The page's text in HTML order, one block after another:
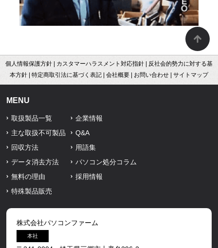
個人情報保護方針 カスタマーハラスメント対応指針
反社会的勢力に対する基
本方針
特定商取引法に基づく表記 会社概要 お問い合わせ サイトマップ
MENU
取扱製品一覧
主な取扱不可製品
回収方法
データ消去方法
無料の理由
特殊製品販売
企業情報
Q&A
用語集
パソコン処分コラム
採用情報
株式会社パソコンファーム
本社